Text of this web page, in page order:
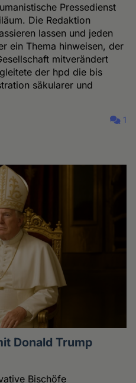
Pressedienst
Die Redaktion
lassen und jeden
ein Thema hinweisen, der
mitverändert
der hpd die bis
säkularer und
1
Donald Trump
Bischöfe